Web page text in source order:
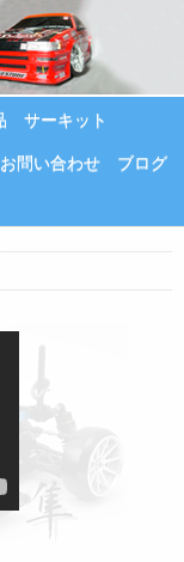
サーキット
お問い合わせ
ブログ